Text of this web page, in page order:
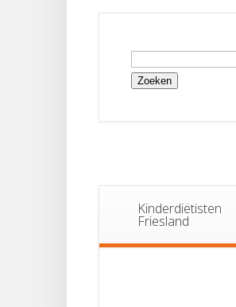
Zoeken
Kinderdiëtisten
Friesland